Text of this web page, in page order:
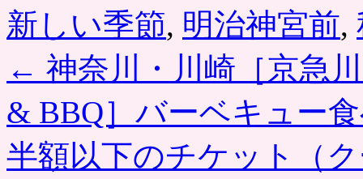
新しい季節, 明治神宮前,
← 神奈川・川崎［京急
& BBQ］バーベキュー
半額以下のチケット（